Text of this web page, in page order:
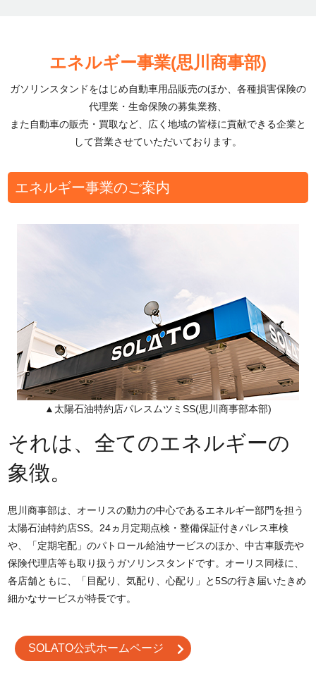
エネルギー事業(思川商事部)
ガソリンスタンドをはじめ自動車用品販売のほか、各種損害保険の
代理業・生命保険の募集業務、
また自動車の販売・買取など、広く地域の皆様に貢献できる企業と
して営業させていただいております。
エネルギー事業のご案内
▲太陽石油特約店パレスムツミSS(思川商事部本部)
それは、全てのエネルギーの
象徴。
思川商事部は、オーリスの動力の中心であるエネルギー部門を担う
太陽石油特約店SS。24ヵ月定期点検・整備保証付きパレス車検
や、「定期宅配」のパトロール給油サービスのほか、中古車販売や
保険代理店等も取り扱うガソリンスタンドです。オーリス同様に、
各店舗ともに、「目配り、気配り、心配り」と5Sの行き届いたきめ
細かなサービスが特長です。
SOLATO公式ホームページ